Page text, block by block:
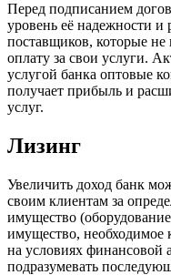
Перед подписанием
уровень её надежности и
поставщиков, которые
оплату за свои услуги.
услугой банка оптовые
получает прибыль и
услуг.
Лизинг
Увеличить доход банк
своим клиентам за
имущество
имущество, необходимое
на условиях
подразумевать